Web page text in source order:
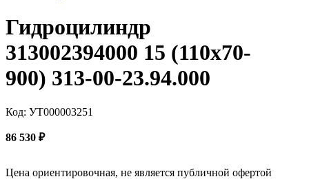
Гидроцилиндр
313002394000 15 (110х70-
900) 313-00-23.94.000
Код: УТ000003251
86 530 ₽
Цена ориентировочная, не является публичной офертой